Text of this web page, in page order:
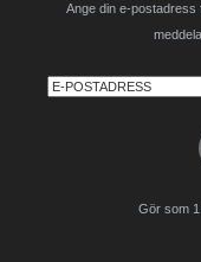
Ange din e-postadress
E-
Gör som